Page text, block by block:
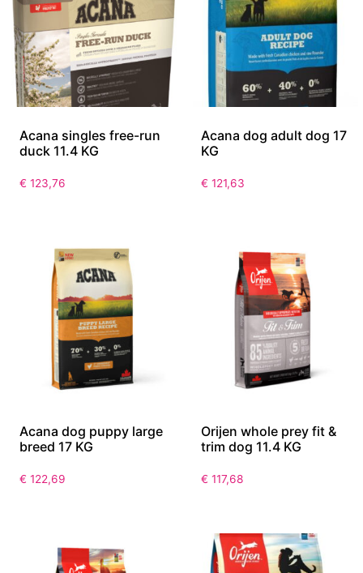
Acana singles free-run
duck 11.4 KG
€ 123,76
Acana dog adult dog 17
KG
€ 121,63
Acana dog puppy large
breed 17 KG
€ 122,69
Orijen whole prey fit &
trim dog 11.4 KG
€ 117,68